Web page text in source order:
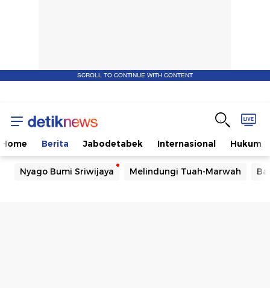
SCROLL TO CONTINUE WITH CONTENT
Home Berita Jabodetabek Internasional Hukum
Nyago Bumi Sriwijaya Melindungi Tuah-Marwah